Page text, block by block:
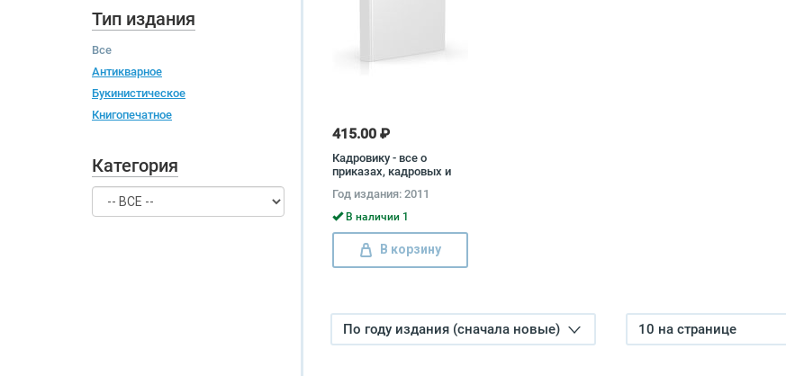
Тип издания
Все
Антикварное
Букинистическое
Книгопечатное
Категория
415.00 ₽
Кадровику - все о
приказах, кадровых и
Журавлева, Маргарита
Журавлева
Год издания: 2011
В наличии 1
В корзину
По году издания (сначала новые) 10 на странице